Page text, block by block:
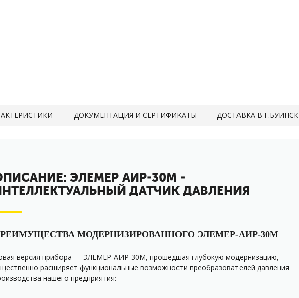
ДОКУМЕНТАЦИЯ И СЕРТИФИКАТЫ ДОСТАВКА В Г.БУИНСК
ЭЛЕМЕР АИР-30М -
ДАТЧИК ДАВЛЕНИЯ
МОДЕРНИЗИРОВАННОГО ЭЛЕМЕР-АИР-30М
версия прибора — ЭЛЕМЕР-АИР-30М, прошедшая глубокую модернизацию,
расширяет функциональные возможности преобразователей давления
нашего предприятия: